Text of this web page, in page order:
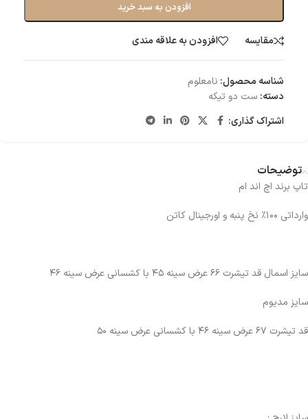
افزودن به سبد خرید
مقایسه افزودن به علاقه مندی
شناسه محصول: نامعلوم
دسته: ست دو تیکه
اشتراک گذاری:
توضیحات
تاپ برند اچ اند ام
وارداتی ۱۰۰٪ نخ پنبه و اورجینال کاتن
سایز اسمال قد تیشرت ۶۶ عرض سینه ۴۵ با کشسانی عرض سینه ۴۶
سایز مدیوم
قد تیشرت ۶۷ عرض سینه ۴۶ با کشسانی عرض سینه ۵۰